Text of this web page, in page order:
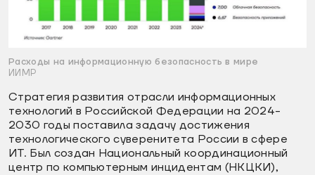
Расходы на информационную безопасность в мире
ИИМР
Стратегия развития отрасли информационных
технологий в Российской Федерации на 2024-
2030 годы поставила задачу достижения
технологического суверенитета России в сфере
ИТ. Был создан Национальный координационный
центр по компьютерным инцидентам (НКЦКИ),